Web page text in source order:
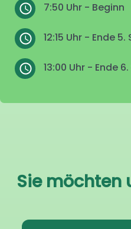
7:50 Uhr - Beginn
12:15 Uhr - Ende
13:00 Uhr - Ende
Sie möchten